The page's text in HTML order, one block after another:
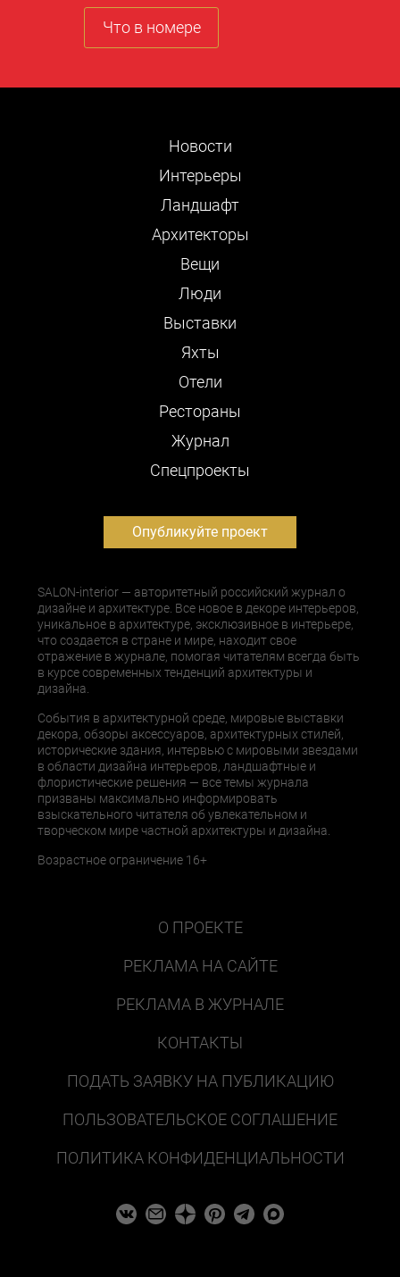
Что в номере
Новости
Интерьеры
Ландшафт
Архитекторы
Вещи
Люди
Выставки
Яхты
Отели
Рестораны
Журнал
Cпецпроекты
Опубликуйте проект
SALON-interior — авторитетный российский журнал о
дизайне и архитектуре. Все новое в декоре интерьеров,
уникальное в архитектуре, эксклюзивное в интерьере,
что создается в стране и мире, находит свое
отражение в журнале, помогая читателям всегда быть
в курсе современных тенденций архитектуры и
дизайна.
События в архитектурной среде, мировые выставки
декора, обзоры аксессуаров, архитектурных стилей,
исторические здания, интервью с мировыми звездами
в области дизайна интерьеров, ландшафтные и
флористические решения — все темы журнала
призваны максимально информировать
взыскательного читателя об увлекательном и
творческом мире частной архитектуры и дизайна.
Возрастное ограничение 16+
О ПРОЕКТЕ
РЕКЛАМА НА САЙТЕ
РЕКЛАМА В ЖУРНАЛЕ
КОНТАКТЫ
ПОДАТЬ ЗАЯВКУ НА ПУБЛИКАЦИЮ
ПОЛЬЗОВАТЕЛЬСКОЕ СОГЛАШЕНИЕ
ПОЛИТИКА КОНФИДЕНЦИАЛЬНОСТИ